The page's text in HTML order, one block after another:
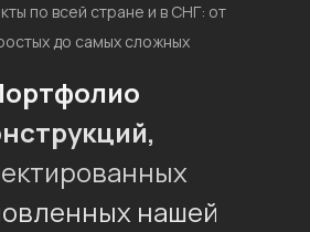
по всей стране и в СНГ: от
до самых сложных
нашей